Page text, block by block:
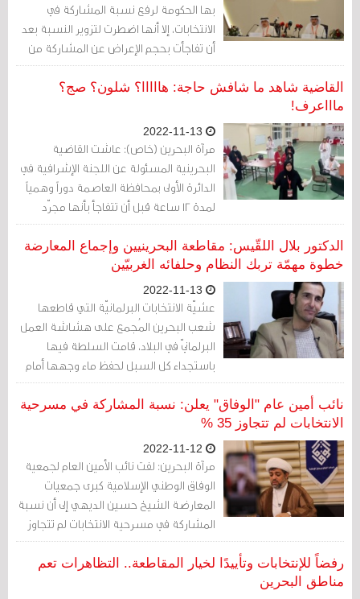
بها الحكومة لرفع نسبة المشاركة في
الانتخابات، إلا أنها اضطرت لتزوير النسبة بعد
أن تفاجأت بحجم الإعراض عن المشاركة من
قبل البحرينيين.
القاضية شاهد ما شافش حاجة: هااااا؟ شلون؟ صج؟
ماااعرف!
مرآة البحرين (خاص): عاشت القاضية
البحرينية المسئولة عن اللجنة الإشرافية في
الدائرة الأولى بمحافظة العاصمة دوراً وهمياً
لمدة 12 ساعة قبل أن تتفاجأ بأنها مجرّد
أطرش في الزفّة.
الدكتور بلال اللقّيس: مقاطعة البحرينيين وإجماع المعارضة
خطوة مهمّة تربك النظام وحلفائه الغربيّين
عشيّة الانتخابات البرلمانيّة التي قاطعها
شعب البحرين المُجمع على هشاشة العمل
البرلمانيّ في البلاد، قامت السلطة فيها
باستجداء كل السبل لحفظ ماء وجهها أمام
المجتمع الدوليّ، تارةً عبر اللجوء الى دعم
الأوقاف السّنيّة ومنابر الجمعة وطورًا عبر
جيوش المجنسين سياسيًّا في الداخل
والخارج.
نائب أمين عام "الوفاق" يعلن: نسبة المشاركة في مسرحية
الانتخابات لم تتجاوز 35 %
مرآة البحرين: لفت نائب الأمين العام لجمعية
الوفاق الوطني الإسلامية كبرى جمعيات
المعارضة الشيخ حسين الديهي إلى أن نسبة
المشاركة في مسرحية الانتخابات لم تتجاوز
35 %، رغم الإجبار والتخويف والترهيب
الرسمي لاجبار الجميع على المشاركة
رفضاً للإنتخابات وتأييدًا لخيار المقاطعة.. التظاهرات تعم
مناطق البحرين